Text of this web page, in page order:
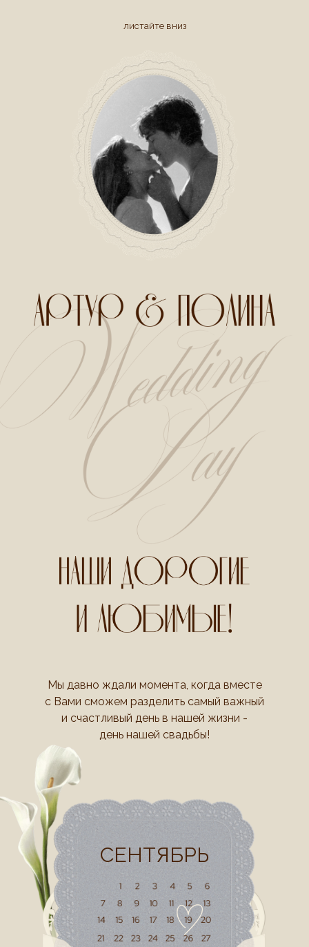
Мы давно ждали момента, когда вместе
с Вами сможем разделить самый важный
и счастливый день в нашей жизни -
день нашей свадьбы!
листайте вниз
СЕНТЯБРЬ